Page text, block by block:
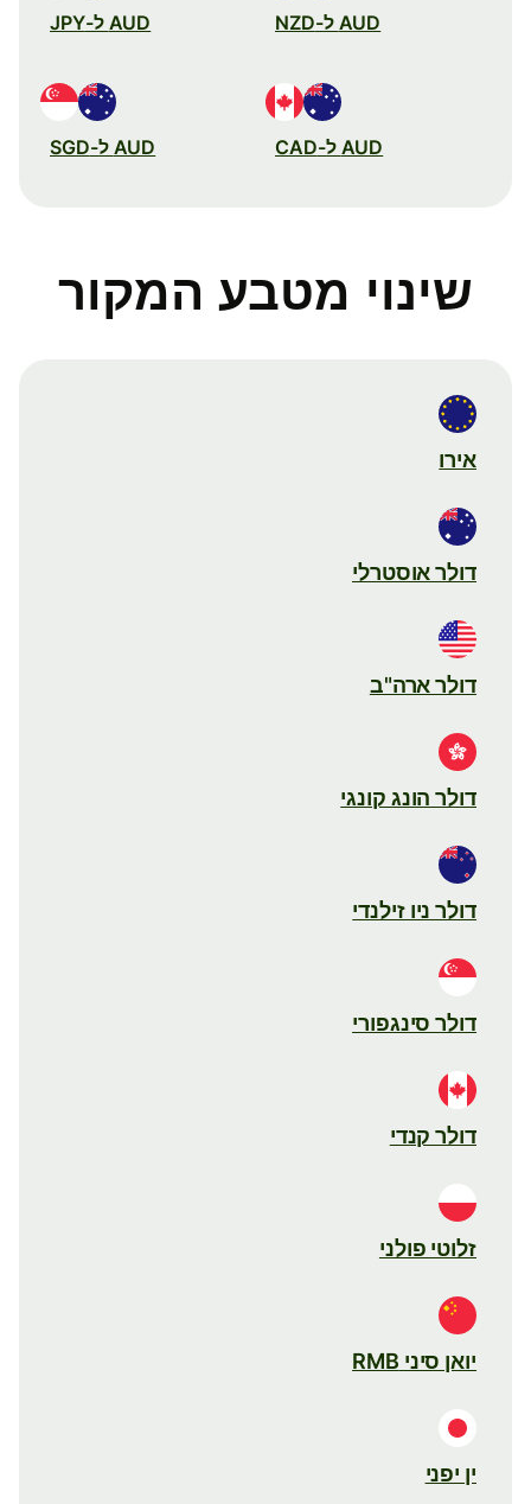
AUD ל-NZD AUD ל-JPY
AUD ל-CAD AUD ל-SGD
שינוי מטבע המקור
אירו
דולר אוסטרלי
דולר ארה"ב
דולר הונג קונגי
דולר ניו זילנדי
דולר סינגפורי
דולר קנדי
זלוטי פולני
יואן סיני RMB
ין יפני